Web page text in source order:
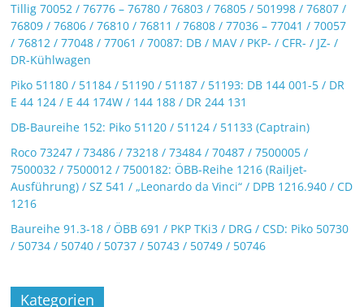
Tillig 70052 / 76776 – 76780 / 76803 / 76805 / 501998 / 76807 /
76809 / 76806 / 76810 / 76811 / 76808 / 77036 – 77041 / 70057
/ 76812 / 77048 / 77061 / 70087: DB / MAV / PKP- / CFR- / JZ- /
DR-Kühlwagen
Piko 51180 / 51184 / 51190 / 51187 / 51193: DB 144 001-5 / DR
E 44 124 / E 44 174W / 144 188 / DR 244 131
DB-Baureihe 152: Piko 51120 / 51124 / 51133 (Captrain)
Roco 73247 / 73486 / 73218 / 73484 / 70487 / 7500005 /
7500032 / 7500012 / 7500182: ÖBB-Reihe 1216 (Railjet-
Ausführung) / SZ 541 / „Leonardo da Vinci“ / DPB 1216.940 / CD
1216
Baureihe 91.3-18 / ÖBB 691 / PKP TKi3 / DRG / CSD: Piko 50730
/ 50734 / 50740 / 50737 / 50743 / 50749 / 50746
Kategorien